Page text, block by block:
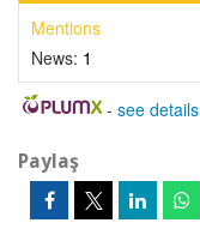
Mentions
News: 1
- see details
Paylaş